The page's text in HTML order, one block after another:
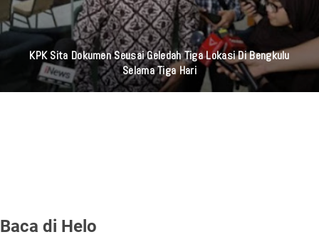
KPK Sita Dokumen Seusai Geledah Tiga Lokasi Di Bengkulu
Selama Tiga Hari
Baca di Helo